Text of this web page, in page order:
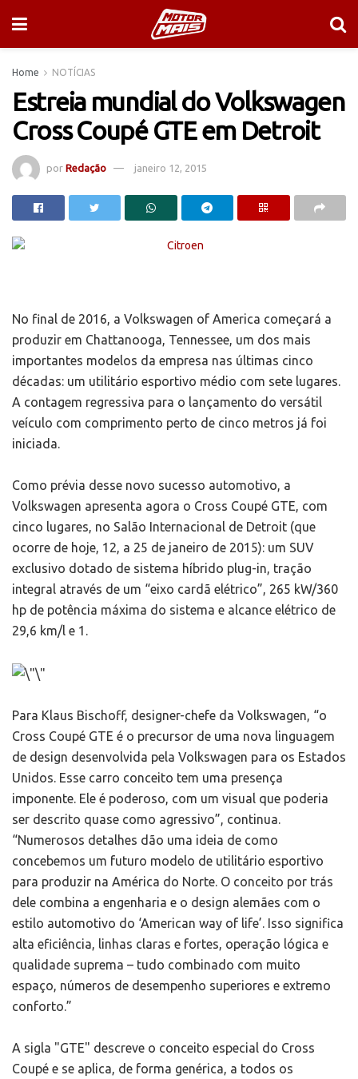
Home NOTÍCIAS
Estreia mundial do Volkswagen
Cross Coupé GTE em Detroit
por Redação janeiro 12, 2015
No final de 2016, a Volkswagen of America começará a
produzir em Chattanooga, Tennessee, um dos mais
importantes modelos da empresa nas últimas cinco
décadas: um utilitário esportivo médio com sete lugares.
A contagem regressiva para o lançamento do versátil
veículo com comprimento perto de cinco metros já foi
iniciada.
Como prévia desse novo sucesso automotivo, a
Volkswagen apresenta agora o Cross Coupé GTE, com
cinco lugares, no Salão Internacional de Detroit (que
ocorre de hoje, 12, a 25 de janeiro de 2015): um SUV
exclusivo dotado de sistema híbrido plug-in, tração
integral através de um “eixo cardã elétrico”, 265 kW/360
hp de potência máxima do sistema e alcance elétrico de
29,6 km/l e 1.
Para Klaus Bischoff, designer-chefe da Volkswagen, “o
Cross Coupé GTE é o precursor de uma nova linguagem
de design desenvolvida pela Volkswagen para os Estados
Unidos. Esse carro conceito tem uma presença
imponente. Ele é poderoso, com um visual que poderia
ser descrito quase como agressivo”, continua.
“Numerosos detalhes dão uma ideia de como
concebemos um futuro modelo de utilitário esportivo
para produzir na América do Norte. O conceito por trás
dele combina a engenharia e o design alemães com o
estilo automotivo do ‘American way of life’. Isso significa
alta eficiência, linhas claras e fortes, operação lógica e
qualidade suprema – tudo combinado com muito
espaço, números de desempenho superiores e extremo
conforto.”
A sigla "GTE" descreve o conceito especial do Cross
Coupé e se aplica, de forma genérica, a todos os